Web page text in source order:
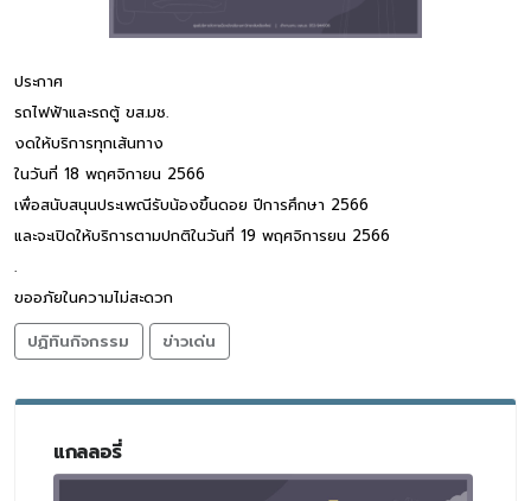
ประกาศ
รถไฟฟ้าและรถตู้ ขส.มช.
งดให้บริการทุกเส้นทาง
ในวันที่ 18 พฤศจิกายน 2566
เพื่อสนับสนุนประเพณีรับน้องขึ้นดอย ปีการศึกษา 2566
และจะเปิดให้บริการตามปกติในวันที่ 19 พฤศจิการยน 2566
.
ขออภัยในความไม่สะดวก
ปฏิทินกิจกรรม
ข่าวเด่น
แกลลอรี่